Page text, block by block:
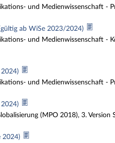
und Medienwissenschaft -
ab WiSe 2023/2024)
und Medienwissenschaft -
und Medienwissenschaft -
(MPO 2018), 3.
2024)